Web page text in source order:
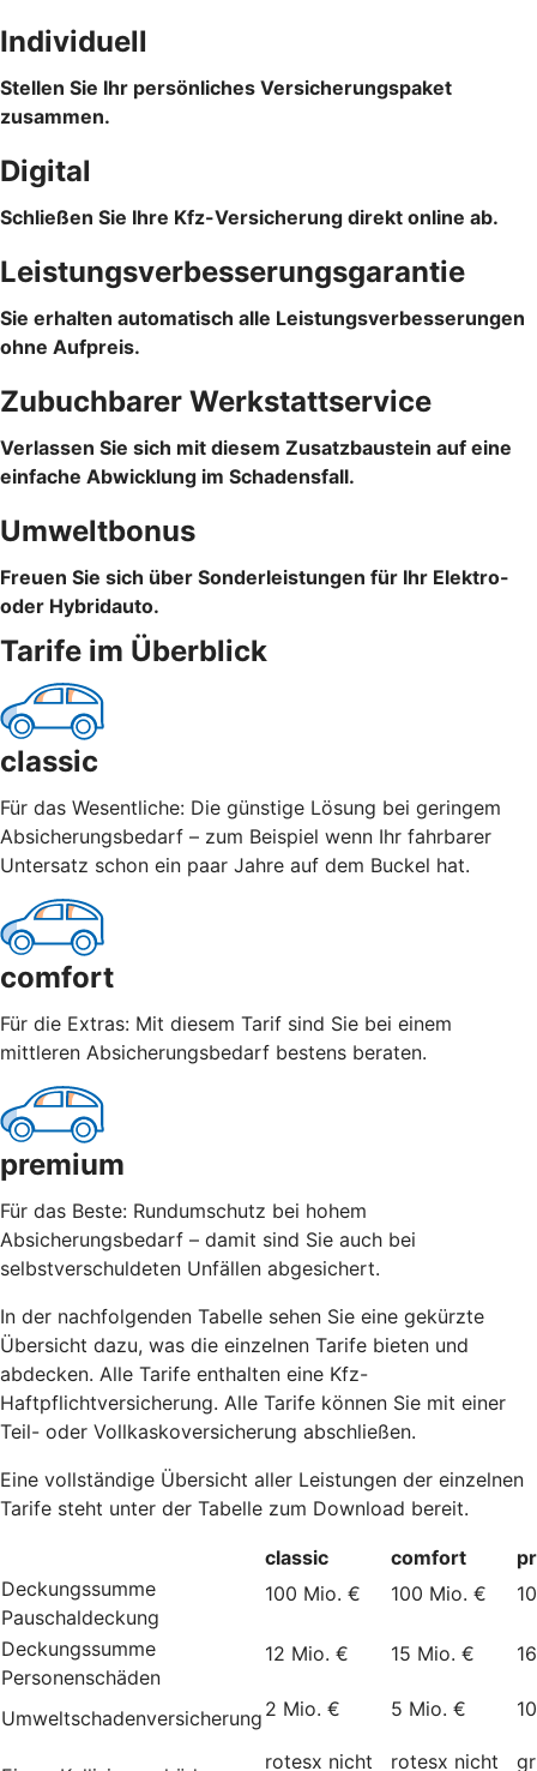
Individuell
Stellen Sie Ihr persönliches Versicherungspaket
zusammen.
Digital
Schließen Sie Ihre Kfz-Versicherung direkt online ab.
Leistungsverbesserungsgarantie
Sie erhalten automatisch alle Leistungsverbesserungen
ohne Aufpreis.
Zubuchbarer Werkstattservice
Verlassen Sie sich mit diesem Zusatzbaustein auf eine
einfache Abwicklung im Schadensfall.
Umweltbonus
Freuen Sie sich über Sonderleistungen für Ihr Elektro-
oder Hybridauto.
Tarife im Überblick
classic
Für das Wesentliche: Die günstige Lösung bei geringem
Absicherungsbedarf – zum Beispiel wenn Ihr fahrbarer
Untersatz schon ein paar Jahre auf dem Buckel hat.
comfort
Für die Extras: Mit diesem Tarif sind Sie bei einem
mittleren Absicherungsbedarf bestens beraten.
premium
Für das Beste: Rundumschutz bei hohem
Absicherungsbedarf – damit sind Sie auch bei
selbstverschuldeten Unfällen abgesichert.
In der nachfolgenden Tabelle sehen Sie eine gekürzte
Übersicht dazu, was die einzelnen Tarife bieten und
abdecken. Alle Tarife enthalten eine Kfz-
Haftpflichtversicherung. Alle Tarife können Sie mit einer
Teil- oder Vollkaskoversicherung abschließen.
Eine vollständige Übersicht aller Leistungen der einzelnen
Tarife steht unter der Tabelle zum Download bereit.
classic comfort
Deckungssumme
Pauschaldeckung
100 Mio. € 100 Mio. €
Deckungssumme
Personenschäden
12 Mio. € 15 Mio. €
Umweltschadenversicherung 2 Mio. € 5 Mio. €
rotesx nicht rotesx nicht